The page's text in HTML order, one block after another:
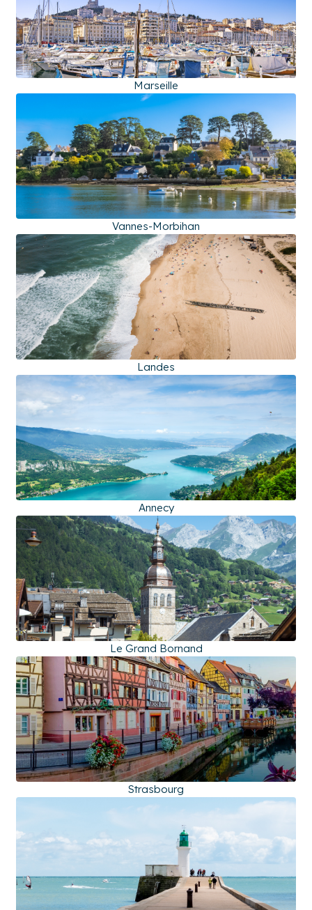
Marseille
Vannes-Morbihan
Landes
Annecy
Le Grand Bornand
Strasbourg